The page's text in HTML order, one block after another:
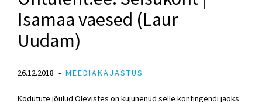
Isamaa vaesed (Laur
Uudam)
26.12.2018 MEEDIAKAJASTUS
Kodutute jõulud Olevistes on kujunenud selle kontingendi jaoks